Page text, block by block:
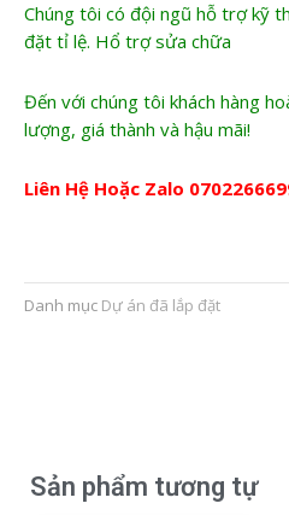
Chúng tôi có đội ngũ hỗ trợ kỹ
đặt tỉ lệ. Hổ trợ sửa chữa
Đến với chúng tôi khách hàng
lượng, giá thành và hậu mãi!
Liên Hệ Hoặc Zalo
Danh mục Dự án đã lắp đặt
Sản phẩm tương tự